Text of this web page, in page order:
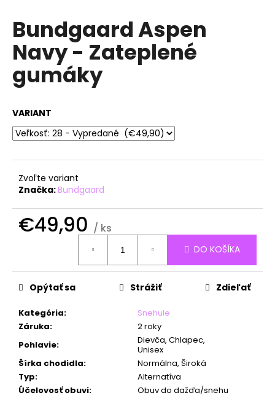
Bundgaard Aspen
Navy - Zateplené
gumáky
VARIANT
Zvoľte variant
Značka:Bundgaard
€49,90 / ks
DO KOŠÍKA
Kategória:
Snehule
Záruka:
2 roky
Pohlavie:
Dievča, Chlapec,
Unisex
Šírka chodidla:
Normálna, Široká
Typ:
Alternatíva
Účelovosť obuvi: Obuv do dažďa/snehu
Opýtať sa Strážiť Zdieľať
j
s
ť
?
HĽADAŤ
O
d
p
č
a
e